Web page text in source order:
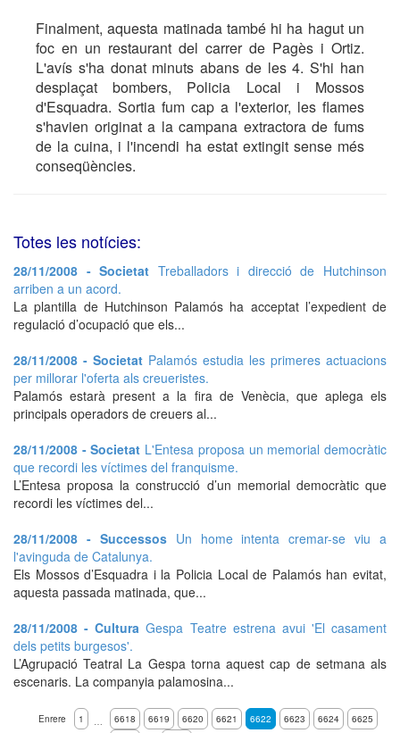
Finalment, aquesta matinada també hi ha hagut un
foc en un restaurant del carrer de Pagès i Ortiz.
L'avís s'ha donat minuts abans de les 4. S'hi han
desplaçat bombers, Policia Local i Mossos
d'Esquadra. Sortia fum cap a l'exterior, les flames
s'havien originat a la campana extractora de fums
de la cuina, i l'incendi ha estat extingit sense més
conseqüències.
Totes les notícies:
28/11/2008 - Societat Treballadors i direcció de Hutchinson
arriben a un acord.
La plantilla de Hutchinson Palamós ha acceptat l’expedient de
regulació d’ocupació que els...
28/11/2008 - Societat Palamós estudia les primeres actuacions
per millorar l'oferta als creueristes.
Palamós estarà present a la fira de Venècia, que aplega els
principals operadors de creuers al...
28/11/2008 - Societat L'Entesa proposa un memorial democràtic
que recordi les víctimes del franquisme.
L’Entesa proposa la construcció d’un memorial democràtic que
recordi les víctimes del...
28/11/2008 - Successos Un home intenta cremar-se viu a
l'avinguda de Catalunya.
Els Mossos d’Esquadra i la Policia Local de Palamós han evitat,
aquesta passada matinada, que...
28/11/2008 - CulturaGespa Teatre estrena avui 'El casament
dels petits burgesos'.
L’Agrupació Teatral La Gespa torna aquest cap de setmana als
escenaris. La companyia palamosina...
Enrere 1 … 6618 6619 6620 6621 6622 6623 6624 6625